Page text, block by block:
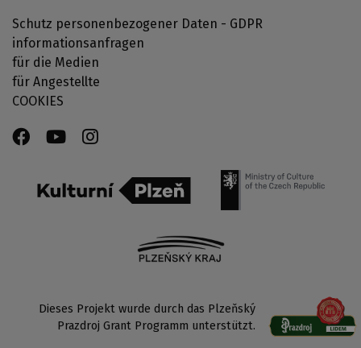
Schutz personenbezogener Daten - GDPR
informationsanfragen
für die Medien
für Angestellte
COOKIES
Dieses Projekt wurde durch das Plzeňský
Prazdroj Grant Programm unterstützt.